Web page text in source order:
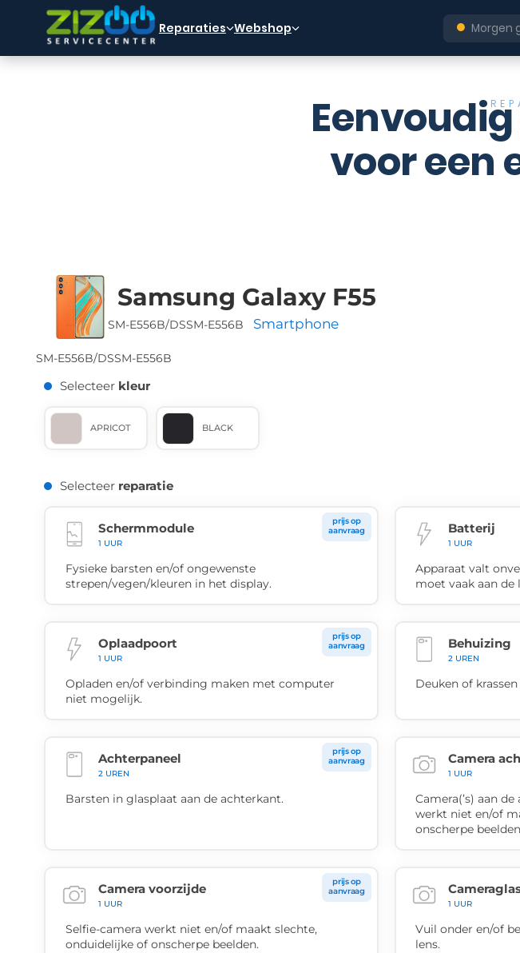
Ga naar hoofdinhoud
Ga naar voettekst ● Morgen
Reparaties Webshop
voor een
Samsung Galaxy F55
SM-E556B/DSSM-E556B Smartphone
SM-E556B/DSSM-E556B
Selecteer kleur
APRICOT BLACK
Selecteer reparatie
Schermmodule
1 UUR
prijs op
aanvraag
Fysieke barsten en/of ongewenste
strepen/vegen/kleuren in het display.
Batterij
1 UUR
Apparaat valt
moet vaak aan de
Oplaadpoort
1 UUR
prijs op
aanvraag
Opladen en/of verbinding maken met computer
niet mogelijk.
Behuizing
2 UREN
Deuken of
Achterpaneel
2 UREN
prijs op
aanvraag
Barsten in glasplaat aan de achterkant.
Camera
1 UUR
Camera(’s) aan
werkt niet en/of
onscherpe
Camera voorzijde
1 UUR
prijs op
aanvraag
Selfie-camera werkt niet en/of maakt slechte,
onduidelijke of onscherpe beelden.
1 UUR
Vuil onder en/of
lens.